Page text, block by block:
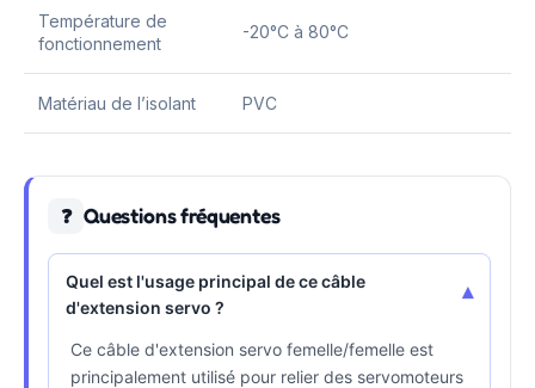
Température de
fonctionnement
-20°C à 80°C
Matériau de l’isolant PVC
❓ Questions fréquentes
Quel est l'usage principal de ce câble
d'extension servo ?
▾
Ce câble d'extension servo femelle/femelle est
principalement utilisé pour relier des servomoteurs